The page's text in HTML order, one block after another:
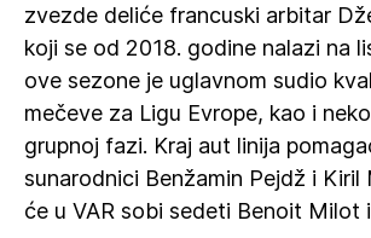
zvezde deliće francuski arbitar
koji se od 2018. godine nalazi na
ove sezone je uglavnom sudio
mečeve za Ligu Evrope, kao i
grupnoj fazi. Kraj aut linija
sunarodnici Benžamin Pejdž i Kiril
će u VAR sobi sedeti Benoit Milot